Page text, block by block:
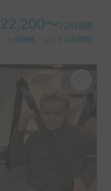
22,200〜 /24時間
＋保険料・システム利用料